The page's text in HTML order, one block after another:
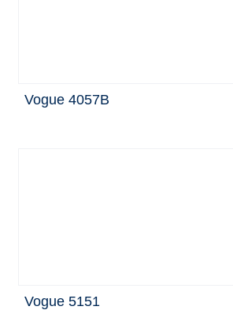
Vogue 4057B
Vogue 5151